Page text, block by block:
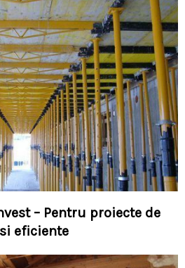
– Pentru proiecte de
eficiente